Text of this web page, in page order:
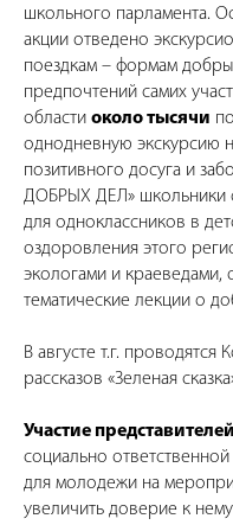
школьного парламента.
акции отведено
поездкам – формам
предпочтений самих
области около тысячи
однодневную экскурсию
позитивного досуга и
ДОБРЫХ ДЕЛ» школьники
для одноклассников в
оздоровления этого
экологами и
тематические лекции о
В августе т.г. проводятся
рассказов «Зеленая
Участие
социально
для молодежи на
увеличить доверие к